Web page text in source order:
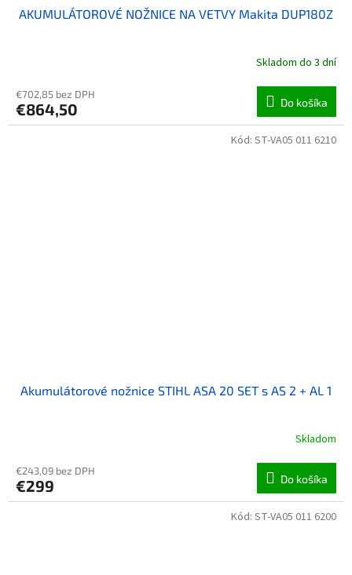
AKUMULÁTOROVÉ NOŽNICE NA VETVY Makita DUP180Z
Skladom do 3 dní
€702,85 bez DPH
€864,50 Do košíka
Akumulátorové nožnice STIHL ASA 20 SET s AS 2 + AL 1
Skladom
€243,09 bez DPH
€299 Do košíka
Kód: ST-VA05 011 6210
Kód: ST-VA05 011 6200